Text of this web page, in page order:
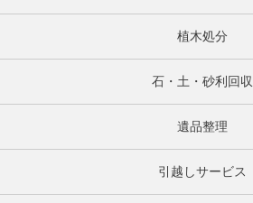
植木処分
石・土・砂利回収
遺品整理
引越しサービス